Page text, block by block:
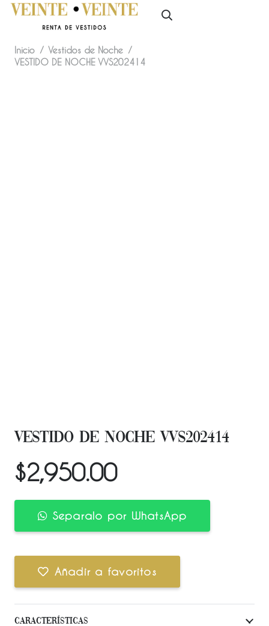
Inicio / Vestidos de Noche /
VESTIDO DE NOCHE VVS202414
VESTIDO DE NOCHE VVS202414
$2,950.00
Separalo por WhatsApp
Añadir a favoritos
Características